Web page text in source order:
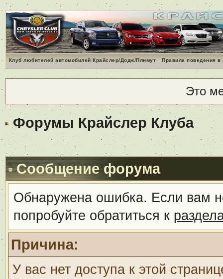
Клуб любителей автомобилей Крайслер/Додж/Плимут Правила поведения
Это
Форумы Крайслер Клуба
Сообщение форума
Обнаружена ошибка. Если вам
попробуйте обратиться к
Причина:
У вас нет доступа к этой